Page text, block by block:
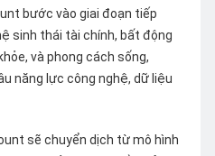
bước vào giai đoạn tiếp
sinh thái tài chính, bất động
và phong cách sống,
năng lực công nghệ, dữ liệu
sẽ chuyển dịch từ mô hình